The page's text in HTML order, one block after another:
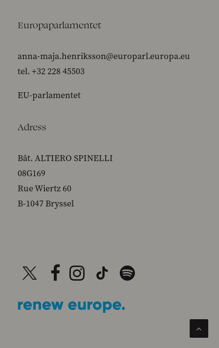
Europaparlamentet
anna-maja.henriksson@europarl.europa.eu
tel. +32 228 45503
EU-parlamentet
Adress
Bât. ALTIERO SPINELLI
08G169
Rue Wiertz 60
B-1047 Bryssel